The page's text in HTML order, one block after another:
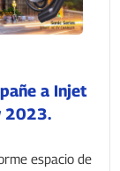
a Injet
2023.
espacio de